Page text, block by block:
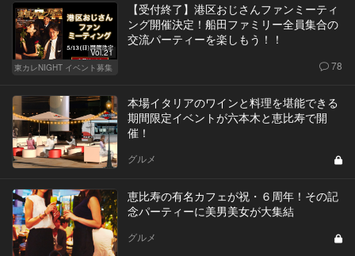
Vol.21
東カレNIGHT イベント募集
【受付終了】港区おじさんファンミーティ
ング開催決定！船田ファミリー全員集合の
交流パーティーを楽しもう！！
78
本場イタリアのワインと料理を堪能できる
期間限定イベントが六本木と恵比寿で開
催！
グルメ
恵比寿の有名カフェが祝・６周年！その記
念パーティーに美男美女が大集結
グルメ